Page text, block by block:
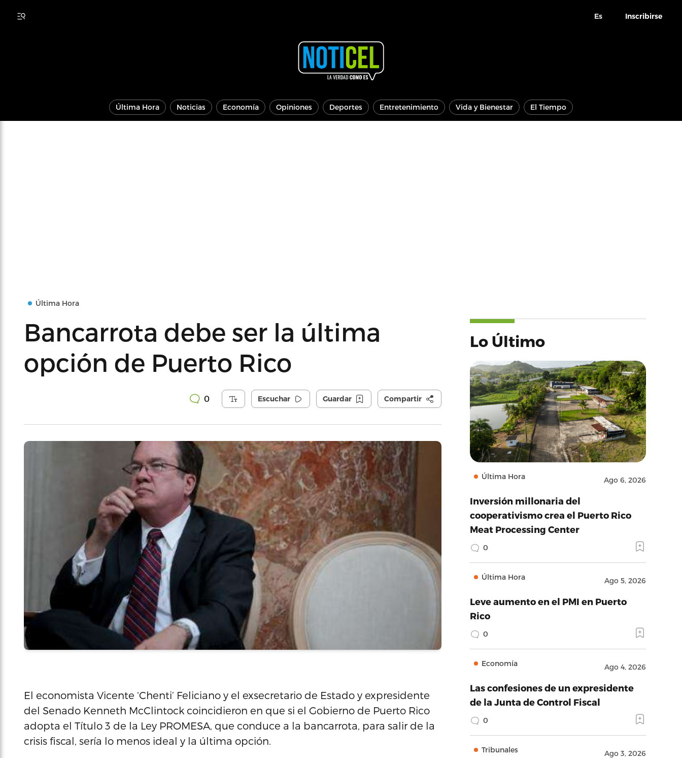
Es Inscribirse
Última Hora Noticias Economía Opiniones Deportes Entretenimiento Vida y Bienestar El Tiempo
Última Hora
Bancarrota debe ser la última
opción de Puerto Rico
0 Escuchar Guardar Compartir
El economista Vicente ‘Chenti’ Feliciano y el exsecretario de Estado y expresidente
del Senado Kenneth McClintock coincidieron en que si el Gobierno de Puerto Rico
adopta el Título 3 de la Ley PROMESA, que conduce a la bancarrota, para salir de la
crisis fiscal, sería lo menos ideal y la última opción.
Lo Último
Última Hora Ago 6, 2026
Inversión millonaria del
cooperativismo crea el Puerto Rico
Meat Processing Center
0
Última Hora Ago 5, 2026
Leve aumento en el PMI en Puerto
Rico
0
Economía Ago 4, 2026
Las confesiones de un expresidente
de la Junta de Control Fiscal
0
Tribunales Ago 3, 2026